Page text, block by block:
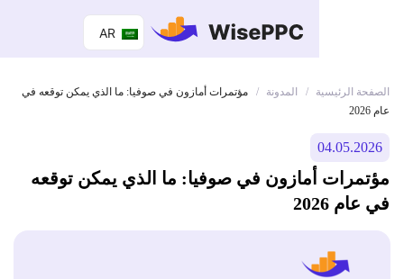
AR
الرئيسية / المدونة مؤتمرات أمازون في صوفيا: ما الذي يمكن توقعه في
أمازون في صوفيا: ما الذي يمكن توقعه
2026